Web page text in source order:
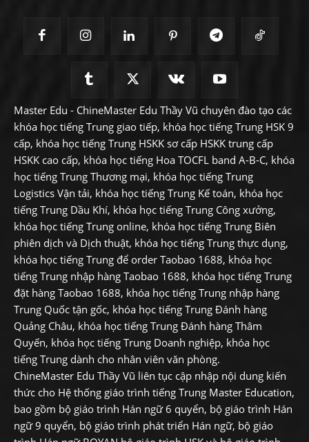
Master Edu - ChineMaster Edu Thầy Vũ chuyên đào tạo các
khóa học tiếng Trung giao tiếp, khóa học tiếng Trung HSK 9
cấp, khóa học tiếng Trung HSKK sơ cấp HSKK trung cấp
HSKK cao cấp, khóa học tiếng Hoa TOCFL band A-B-C, khóa
học tiếng Trung Thương mại, khóa học tiếng Trung
Logistics Vận tải, khóa học tiếng Trung Kế toán, khóa học
tiếng Trung Dầu Khí, khóa học tiếng Trung Công xưởng,
khóa học tiếng Trung online, khóa học tiếng Trung Biên
phiên dịch và Dịch thuật, khóa học tiếng Trung thực dụng,
khóa học tiếng Trung để order Taobao 1688, khóa học
tiếng Trung nhập hàng Taobao 1688, khóa học tiếng Trung
đặt hàng Taobao 1688, khóa học tiếng Trung nhập hàng
Trung Quốc tận gốc, khóa học tiếng Trung Đánh hàng
Quảng Châu, khóa học tiếng Trung Đánh hàng Thâm
Quyến, khóa học tiếng Trung Doanh nghiệp, khóa học
tiếng Trung dành cho nhân viên văn phòng.
ChineMaster Edu Thầy Vũ liên tục cập nhập nội dung kiến
thức cho Hệ thống giáo trình tiếng Trung Master Education,
bao gồm bộ giáo trình Hán ngữ 6 quyển, bộ giáo trình Hán
ngữ 9 quyển, bộ giáo trình phát triển Hán ngữ, bộ giáo